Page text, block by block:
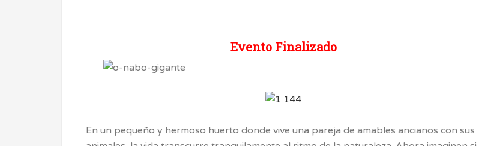
Evento Finalizado
En un pequeño y hermoso huerto donde vive una pareja de amables ancianos con sus